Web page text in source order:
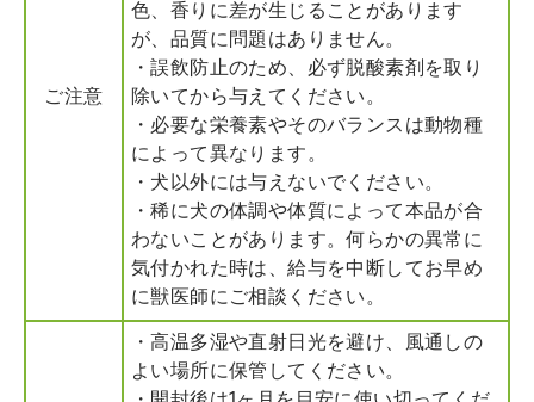
ご注意
色、香りに差が生じることがあります
が、品質に問題はありません。
・誤飲防止のため、必ず脱酸素剤を取り
除いてから与えてください。
・必要な栄養素やそのバランスは動物種
によって異なります。
・犬以外には与えないでください。
・稀に犬の体調や体質によって本品が合
わないことがあります。何らかの異常に
気付かれた時は、給与を中断してお早め
に獣医師にご相談ください。
・高温多湿や直射日光を避け、風通しの
よい場所に保管してください。